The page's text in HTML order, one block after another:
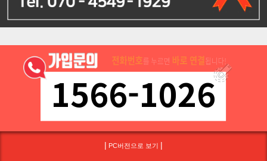
1566-1026
| PC버전으로 보기 |